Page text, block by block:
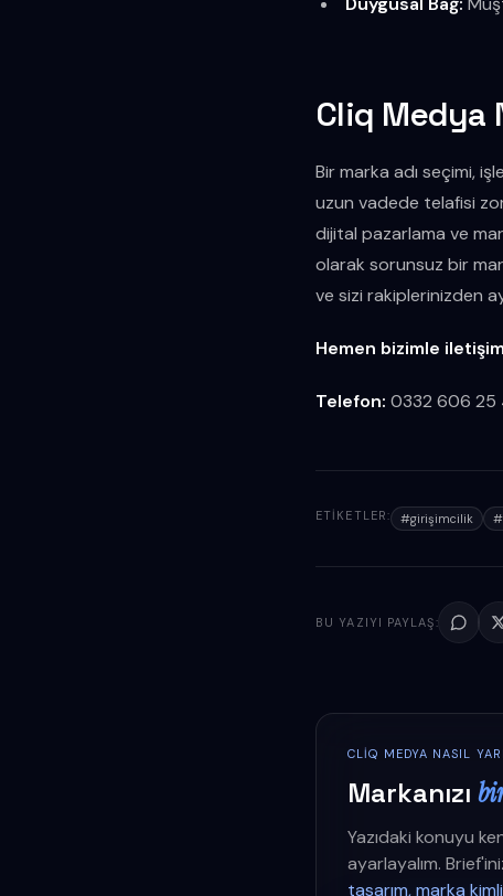
Cliq Medya
Bir marka adı seçimi,
uzun vadede telafisi
dijital pazarlama ve
olarak sorunsuz bir
ve sizi rakiplerinizden
Hemen bizimle
Telefon: 0332 606 25
ETIKETLER: #girişimcilik #
BU YAZIYI PAYLAŞ:
CLIQ MEDYA NASIL
Markanızı
Yazıdaki konuyu
ayarlayalım.
tasarım, marka